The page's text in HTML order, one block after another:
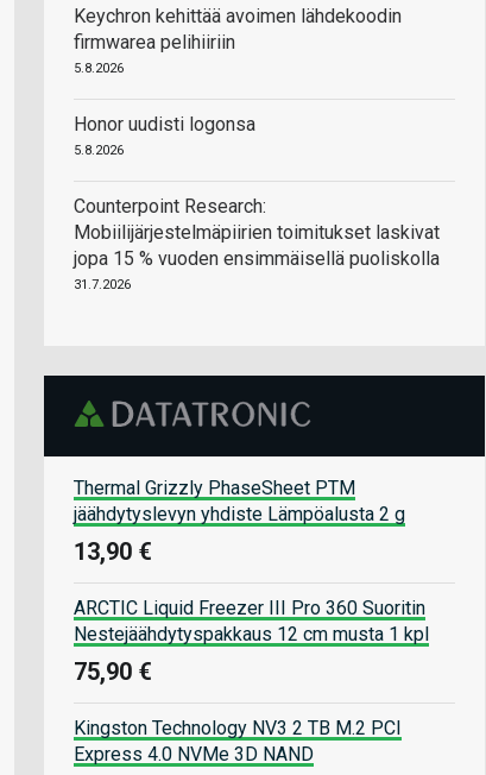
Keychron kehittää avoimen lähdekoodin
firmwarea pelihiiriin
5.8.2026
Honor uudisti logonsa
5.8.2026
Counterpoint Research:
Mobiilijärjestelmäpiirien toimitukset laskivat
jopa 15 % vuoden ensimmäisellä puoliskolla
31.7.2026
Thermal Grizzly PhaseSheet PTM
jäähdytyslevyn yhdiste Lämpöalusta 2 g
13,90 €
ARCTIC Liquid Freezer III Pro 360 Suoritin
Nestejäähdytyspakkaus 12 cm musta 1 kpl
75,90 €
Kingston Technology NV3 2 TB M.2 PCI
Express 4.0 NVMe 3D NAND